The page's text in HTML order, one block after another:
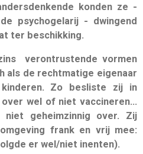
konden ze -
psychogelarij - dwingend
ter beschikking.
verontrustende vormen
als de rechtmatige eigenaar
Zo besliste zij in
wel of niet vaccineren...
niet geheimzinnig over. Zij
frank en vrij mee:
er wel/niet inenten).